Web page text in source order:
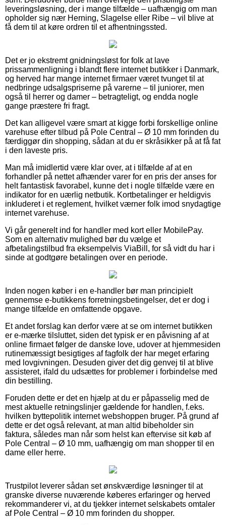
leveringsløsning, der i mange tilfælde – uafhængig om man
opholder sig nær Herning, Slagelse eller Ribe – vil blive at
få dem til at køre ordren til et afhentningssted.
Det er jo ekstremt gnidningsløst for folk at lave
prissammenligning i blandt flere internet butikker i Danmark,
og herved har mange internet firmaer været tvunget til at
nedbringe udsalgspriserne på varerne – til juniorer, men
også til herrer og damer – betragteligt, og endda nogle
gange præstere fri fragt.
Det kan alligevel være smart at kigge forbi forskellige online
varehuse efter tilbud på Pole Central – Ø 10 mm forinden du
færdiggør din shopping, sådan at du er skråsikker på at få fat
i den laveste pris.
Man må imidlertid være klar over, at i tilfælde af at en
forhandler på nettet afhænder varer for en pris der anses for
helt fantastisk favorabel, kunne det i nogle tilfælde være en
indikator for en uærlig netbutik. Kortbetalinger er heldigvis
inkluderet i et reglement, hvilket værner folk imod snydagtige
internet varehuse.
Vi går generelt ind for handler med kort eller MobilePay.
Som en alternativ mulighed bør du vælge et
afbetalingstilbud fra eksempelvis ViaBill, for så vidt du har i
sinde at godtgøre betalingen over en periode.
Inden nogen køber i en e-handler bør man principielt
gennemse e-butikkens forretningsbetingelser, det er dog i
mange tilfælde en omfattende opgave.
Et andet forslag kan derfor være at se om internet butikken
er e-mærke tilsluttet, siden det typisk er en påvisning af at
online firmaet følger de danske love, udover at hjemmesiden
rutinemæssigt besigtiges af fagfolk der har meget erfaring
med lovgivningen. Desuden giver det dig genvej til at blive
assisteret, ifald du udsættes for problemer i forbindelse med
din bestilling.
Foruden dette er det en hjælp at du er påpasselig med de
mest aktuelle retningslinjer gældende for handlen, f.eks.
hvilken byttepolitik internet webshoppen bruger. På grund af
dette er det også relevant, at man altid bibeholder sin
faktura, således man når som helst kan eftervise sit køb af
Pole Central – Ø 10 mm, uafhængig om man shopper til en
dame eller herre.
Trustpilot leverer sådan set ønskværdige løsninger til at
granske diverse nuværende køberes erfaringer og herved
rekommanderer vi, at du tjekker internet selskabets omtaler
af Pole Central – Ø 10 mm forinden du shopper.